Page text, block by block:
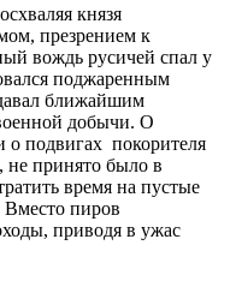
князя
презрением к
вождь русичей спал у
поджаренным
ближайшим
добычи. О
о подвигах покорителя
не принято было в
время на пустые
Вместо пиров
приводя в ужас